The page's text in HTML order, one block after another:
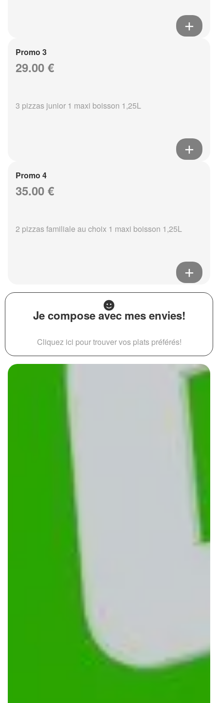
Promo 3
29.00 €
3 pizzas junior 1 maxi boisson 1,25L
Promo 4
35.00 €
2 pizzas familiale au choix 1 maxi boisson 1,25L
Je compose avec mes envies!
Cliquez ici pour trouver vos plats préférés!